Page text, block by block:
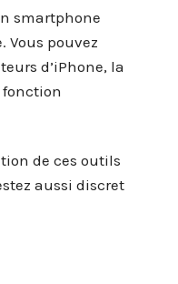
smartphone
Vous pouvez
d’iPhone, la
de ces outils
aussi discret